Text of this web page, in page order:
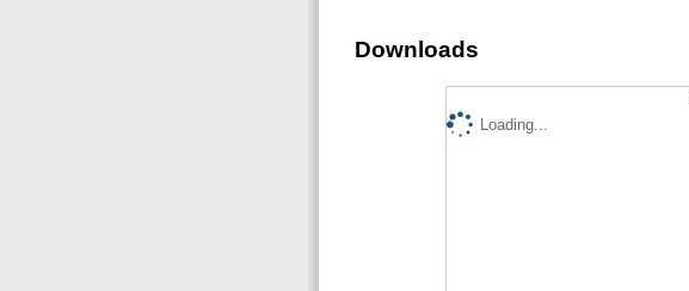
Downloads
Loading...